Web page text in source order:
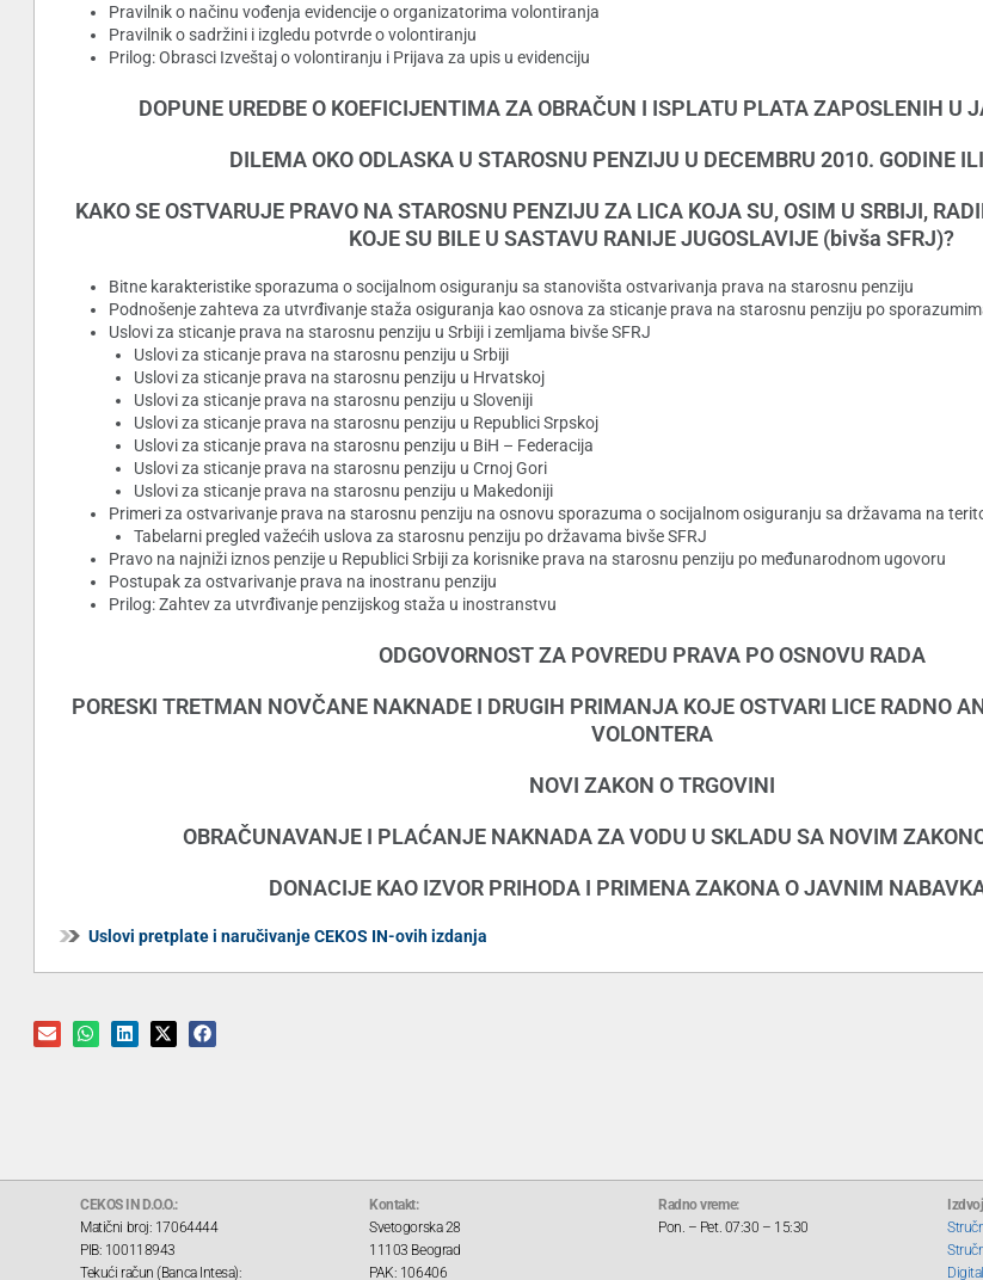
Pravilnik o načinu vođenja evidencije o organizatorima volontiranja
Pravilnik o sadržini i izgledu potvrde o volontiranju
Prilog: Obrasci Izveštaj o volontiranju i Prijava za upis u evidenciju
DOPUNE UREDBE O KOEFICIJENTIMA ZA OBRAČUN I ISPLATU PLATA ZAPOSLENIH U
DILEMA OKO ODLASKA U STAROSNU PENZIJU U DECEMBRU 2010. GODINE
KAKO SE OSTVARUJE PRAVO NA STAROSNU PENZIJU ZA LICA KOJA SU, OSIM U SRBIJI,
KOJE SU BILE U SASTAVU RANIJE JUGOSLAVIJE (bivša SFRJ)?
Bitne karakteristike sporazuma o socijalnom osiguranju sa stanovišta ostvarivanja prava na starosnu penziju
Podnošenje zahteva za utvrđivanje staža osiguranja kao osnova za sticanje prava na starosnu penziju po
Uslovi za sticanje prava na starosnu penziju u Srbiji i zemljama bivše SFRJ
Uslovi za sticanje prava na starosnu penziju u Srbiji
Uslovi za sticanje prava na starosnu penziju u Hrvatskoj
Uslovi za sticanje prava na starosnu penziju u Sloveniji
Uslovi za sticanje prava na starosnu penziju u Republici Srpskoj
Uslovi za sticanje prava na starosnu penziju u BiH – Federacija
Uslovi za sticanje prava na starosnu penziju u Crnoj Gori
Uslovi za sticanje prava na starosnu penziju u Makedoniji
Primeri za ostvarivanje prava na starosnu penziju na osnovu sporazuma o socijalnom osiguranju sa državama na
Tabelarni pregled važećih uslova za starosnu penziju po državama bivše SFRJ
Pravo na najniži iznos penzije u Republici Srbiji za korisnike prava na starosnu penziju po međunarodnom ugovoru
Postupak za ostvarivanje prava na inostranu penziju
Prilog: Zahtev za utvrđivanje penzijskog staža u inostranstvu
ODGOVORNOST ZA POVREDU PRAVA PO OSNOVU RADA
PORESKI TRETMAN NOVČANE NAKNADE I DRUGIH PRIMANJA KOJE OSTVARI LICE RADNO
VOLONTERA
NOVI ZAKON O TRGOVINI
OBRAČUNAVANJE I PLAĆANJE NAKNADA ZA VODU U SKLADU SA NOVIM
DONACIJE KAO IZVOR PRIHODA I PRIMENA ZAKONA O JAVNIM
Uslovi pretplate i naručivanje CEKOS IN-ovih izdanja
CEKOS IN D.O.O.:
Matični broj: 17064444
PIB: 100118943
Tekući račun (Banca Intesa):
Kontakt:
Svetogorska 28
11103 Beograd
PAK: 106406
Radno vreme:
Pon. – Pet. 07:30 – 15:30